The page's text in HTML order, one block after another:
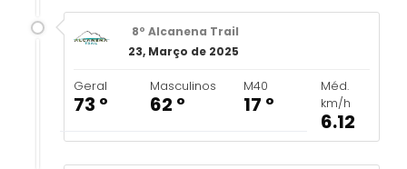
8º Alcanena Trail
23, Março de 2025
Geral
73 º
Masculinos
62 º
M40
17 º
Méd.
km/h
6.12